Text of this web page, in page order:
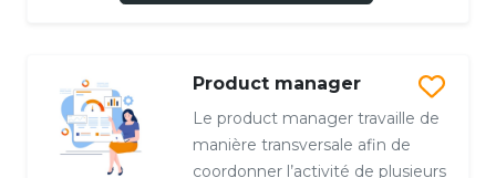
Product manager
Le product manager travaille de
manière transversale afin de
coordonner l’activité de plusieurs